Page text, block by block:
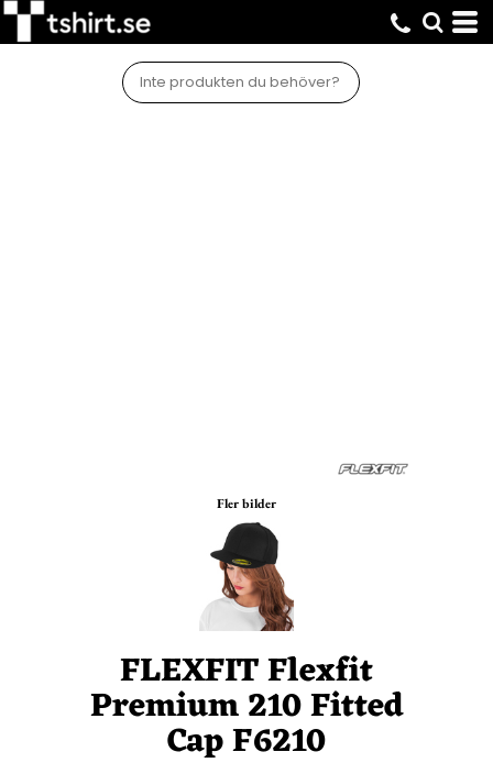
Fler bilder
FLEXFIT Flexfit
Premium 210 Fitted
Cap F6210